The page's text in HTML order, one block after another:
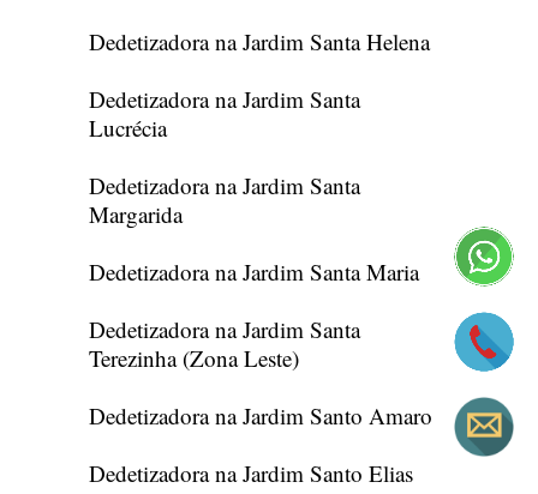
Dedetizadora na Jardim Santa Helena
Dedetizadora na Jardim Santa
Lucrécia
Dedetizadora na Jardim Santa
Margarida
Dedetizadora na Jardim Santa Maria
Dedetizadora na Jardim Santa
Terezinha (Zona Leste)
Dedetizadora na Jardim Santo Amaro
Dedetizadora na Jardim Santo Elias